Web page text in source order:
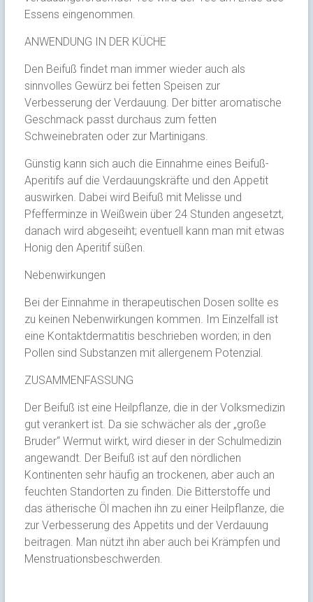
Essens eingenommen.
ANWENDUNG IN DER KÜCHE
Den Beifuß findet man immer wieder auch als
sinnvolles Gewürz bei fetten Speisen zur
Verbesserung der Verdauung. Der bitter aromatische
Geschmack passt durchaus zum fetten
Schweinebraten oder zur Martinigans.
Günstig kann sich auch die Einnahme eines Beifuß-
Aperitifs auf die Verdauungskräfte und den Appetit
auswirken. Dabei wird Beifuß mit Melisse und
Pfefferminze in Weißwein über 24 Stunden angesetzt,
danach wird abgeseiht; eventuell kann man mit etwas
Honig den Aperitif süßen.
Nebenwirkungen
Bei der Einnahme in therapeutischen Dosen sollte es
zu keinen Nebenwirkungen kommen. Im Einzelfall ist
eine Kontaktdermatitis beschrieben worden; in den
Pollen sind Substanzen mit allergenem Potenzial.
ZUSAMMENFASSUNG
Der Beifuß ist eine Heilpflanze, die in der Volksmedizin
gut verankert ist. Da sie schwächer als der „große
Bruder“ Wermut wirkt, wird dieser in der Schulmedizin
angewandt. Der Beifuß ist auf den nördlichen
Kontinenten sehr häufig an trockenen, aber auch an
feuchten Standorten zu finden. Die Bitterstoffe und
das ätherische Öl machen ihn zu einer Heilpflanze, die
zur Verbesserung des Appetits und der Verdauung
beitragen. Man nützt ihn aber auch bei Krämpfen und
Menstruationsbeschwerden.